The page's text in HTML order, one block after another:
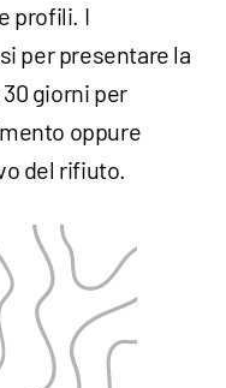
profili. I
per presentare la
giorni per
oppure
del rifiuto.